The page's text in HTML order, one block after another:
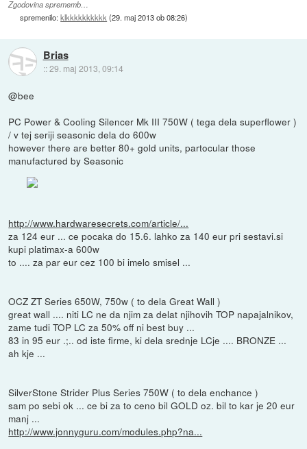
Zgodovina sprememb…
spremenilo:klkkkkkkkkkk(29. maj 2013 ob 08:26)
Brias
::29. maj 2013, 09:14
@bee
PC Power & Cooling Silencer Mk III 750W ( tega dela superflower )
/ v tej seriji seasonic dela do 600w
however there are better 80+ gold units, partocular those
manufactured by Seasonic
http://www.hardwaresecrets.com/article/...
za 124 eur ... ce pocaka do 15.6. lahko za 140 eur pri sestavi.si
kupi platimax-a 600w
to .... za par eur cez 100 bi imelo smisel ...
OCZ ZT Series 650W, 750w ( to dela Great Wall )
great wall .... niti LC ne da njim za delat njihovih TOP napajalnikov,
zame tudi TOP LC za 50% off ni best buy ...
83 in 95 eur .;.. od iste firme, ki dela srednje LCje .... BRONZE ...
ah kje ...
SilverStone Strider Plus Series 750W ( to dela enchance )
sam po sebi ok ... ce bi za to ceno bil GOLD oz. bil to kar je 20 eur
manj ...
http://www.jonnyguru.com/modules.php?na...